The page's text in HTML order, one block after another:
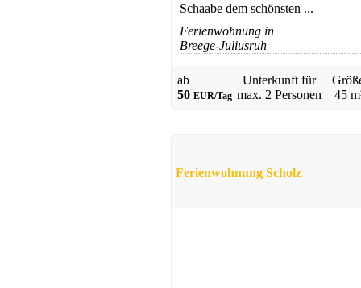
Schaabe dem schönsten ...
Ferienwohnung in
Breege-Juliusruh
ab
50 EUR/Tag
Unterkunft für
max. 2 Personen
45
Ferienwohnung Scholz